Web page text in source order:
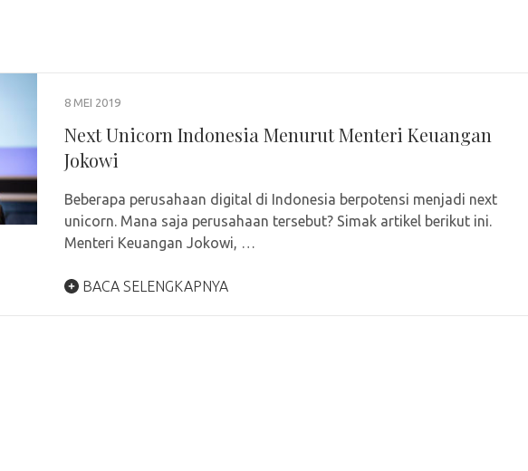
8 MEI 2019
Next Unicorn Indonesia Menurut Menteri Keuangan
Jokowi
Beberapa perusahaan digital di Indonesia berpotensi menjadi next
unicorn. Mana saja perusahaan tersebut? Simak artikel berikut ini.
Menteri Keuangan Jokowi, …
BACA SELENGKAPNYA